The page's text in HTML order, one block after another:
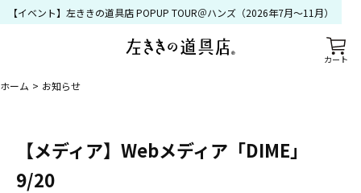
カート
【イベント】左ききの道具店 POPUP TOUR＠ハンズ（2026年7月〜11月）
ホーム お知らせ
【メディア】Webメディア「DIME」
9/20